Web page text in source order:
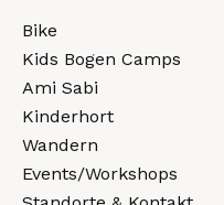
Bike
Kids Bogen Camps
Ami Sabi
Kinderhort
Wandern
Events/Workshops